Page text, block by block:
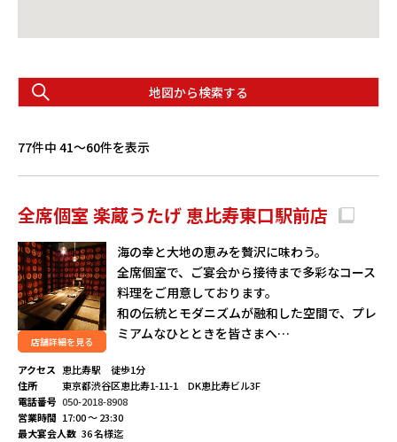
地図から検索する
77件中 41〜60件を表示
全席個室 楽蔵うたげ 恵比寿東口駅前店
店舗詳細を見る
海の幸と大地の恵みを贅沢に味わう。
全席個室で、ご宴会から接待まで多彩なコース
料理をご用意しております。
和の伝統とモダニズムが融和した空間で、プレ
ミアムなひとときを皆さまへ…
アクセス 恵比寿駅 徒歩1分
住所
東京都渋谷区恵比寿1-11-1 DK恵比寿ビル3F
電話番号 050-2018-8908
営業時間 17:00 ～ 23:30
最大宴会人数 36 名様迄